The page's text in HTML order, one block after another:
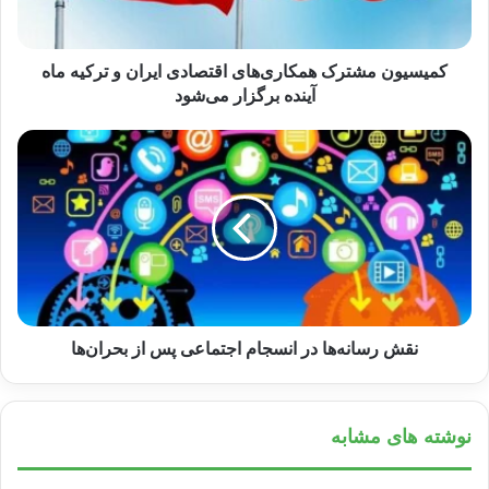
نقش رسانه‌ها در تقویت امید اجتماعی
رسانه‌ها به عنوان یکی از ابزارهای اصلی برای
انتشار اخبار و اطلاعات، تاثیر بسزایی در تفکرات و
رفتار افراد و جوامع دارند. در واقع، رسانه‌ها
می‌توانند از طریق انتشار اخبار و تحلیل‌های
مختلف، نقش مهمی در تقویت امید اجتماعی و
افزایش انگیزه مردم ایفا کنند. در ادامه به بررسی
نقش رسانه‌ها در تقویت امید اجتماعی می‌پردازیم.
انتشار اخبار مثبت و الهام‌بخش
رسانه‌ها می‌توانند از طریق انتشار اخبار مثبت و
الهام‌بخش، تاثیر مهمی در تقویت امید اجتماعی
کمیسیون مشترک همکاری‌های اقتصادی ایران و ترکیه ماه
آینده برگزار می‌شود
نقش رسانه‌ها در انسجام اجتماعی پس از بحران‌ها
نوشته های مشابه